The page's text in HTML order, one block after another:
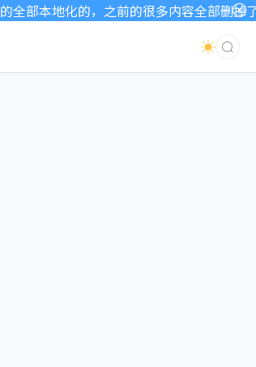
部本地化的，之前的很多内容全部删掉